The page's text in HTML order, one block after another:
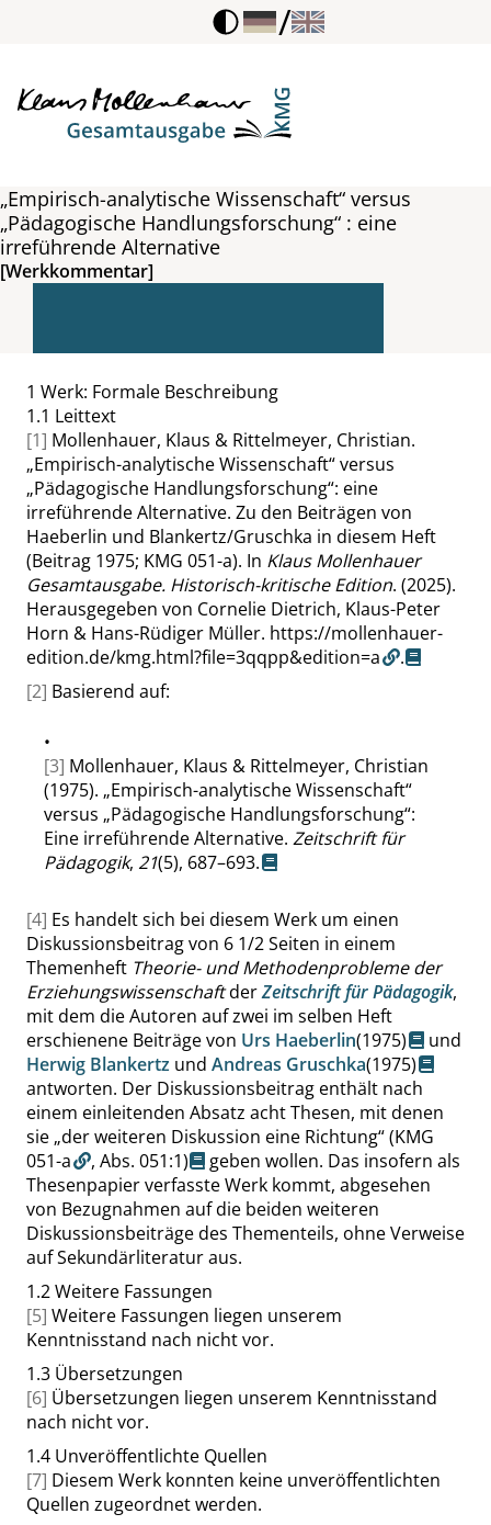
/
„Empirisch-analytische Wissenschaft“ versus
„Pädagogische Handlungsforschung“ : eine
irreführende Alternative
[Werkkommentar]
1 Werk: Formale Beschreibung
1.1 Leittext
[1] Mollenhauer, Klaus & Rittelmeyer, Christian.
„Empirisch-analytische Wissenschaft“versus
„Pädagogische Handlungsforschung“: eine
irreführende Alternative. Zu den Beiträgen von
Haeberlin und Blankertz/Gruschka in diesem Heft
(Beitrag 1975; KMG 051-a). In Klaus Mollenhauer
Gesamtausgabe. Historisch-kritische Edition. (2025).
Herausgegeben von Cornelie Dietrich, Klaus-Peter
Horn & Hans-Rüdiger Müller. https://mollenhauer-
edition.de/kmg.html?file=3qqpp&edition=a
.
[2] Basierend auf:
•
[3] Mollenhauer, Klaus & Rittelmeyer, Christian
(1975). „Empirisch-analytische Wissenschaft“
versus „Pädagogische Handlungsforschung“:
Eine irreführende Alternative. Zeitschrift für
Pädagogik, 21(5), 687–693.
[4] Es handelt sich bei diesem Werk um einen
Diskussionsbeitrag von 6 1/2 Seiten in einem
Themenheft Theorie- und Methodenprobleme der
ErziehungswissenschaftderZeitschrift für Pädagogik,
mit dem die Autoren auf zwei im selben Heft
erschienene Beiträge von Urs Haeberlin(1975)
und
Herwig Blankertz und Andreas Gruschka(1975)
antworten. Der Diskussionsbeitrag enthält nach
einem einleitenden Absatz acht Thesen, mit denen
sie „der weiteren Diskussion eine Richtung“(KMG
051-a
, Abs. 051:1)
geben wollen. Das insofern als
Thesenpapier verfasste Werk kommt, abgesehen
von Bezugnahmen auf die beiden weiteren
Diskussionsbeiträge des Thementeils, ohne Verweise
auf Sekundärliteratur aus.
1.2Weitere Fassungen
[5] Weitere Fassungen liegen unserem
Kenntnisstand nach nicht vor.
1.3 Übersetzungen
[6] Übersetzungen liegen unserem Kenntnisstand
nach nicht vor.
1.4 Unveröffentlichte Quellen
[7] Diesem Werk konnten keine unveröffentlichten
Quellen zugeordnet werden.